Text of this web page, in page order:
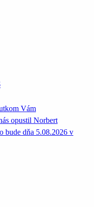
Vám
opustil Norbert
bude dňa 5.08.2026 v